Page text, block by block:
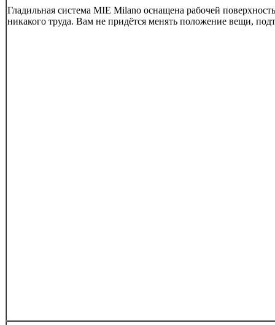
Гладильная система MIE Milano оснащена рабочей
никакого труда. Вам не придётся менять положение вещи,